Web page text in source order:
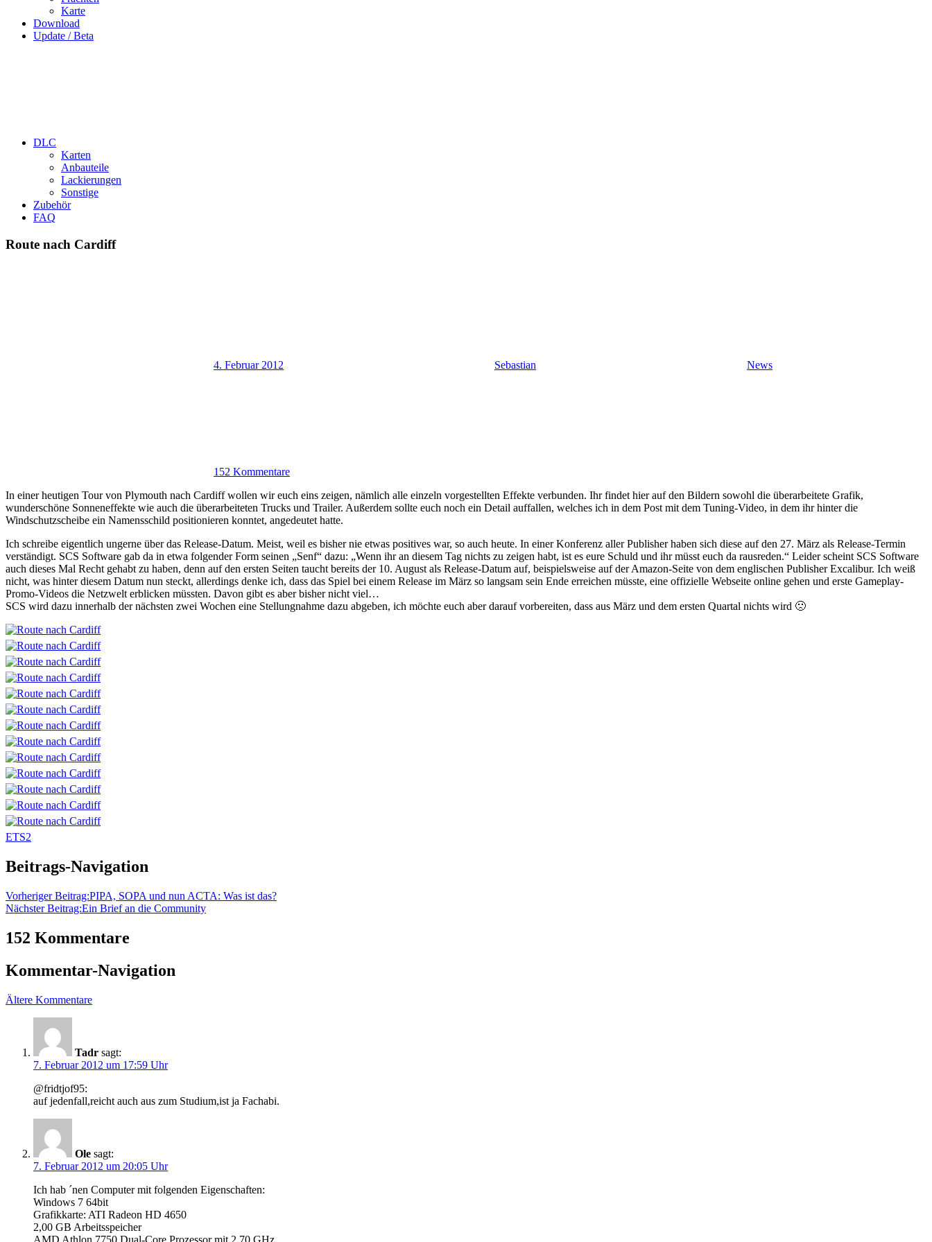
Karte
Download
Update / Beta
DLC
Karten
Anbauteile
Lackierungen
Sonstige
Zubehör
FAQ
Route nach Cardiff
4. Februar 2012 Sebastian News
152 Kommentare
In einer heutigen Tour von Plymouth nach Cardiff wollen wir euch eins zeigen, nämlich alle einzeln vorgestellten Effekte verbunden. Ihr findet hier auf den Bildern sowohl die überarbeitete Grafik,
wunderschöne Sonneneffekte wie auch die überarbeiteten Trucks und Trailer. Außerdem sollte euch noch ein Detail auffallen, welches ich in dem Post mit dem Tuning-Video, in dem ihr hinter die
Windschutzscheibe ein Namensschild positionieren konntet, angedeutet hatte.
Ich schreibe eigentlich ungerne über das Release-Datum. Meist, weil es bisher nie etwas positives war, so auch heute. In einer Konferenz aller Publisher haben sich diese auf den 27. März als Release-Termin
verständigt. SCS Software gab da in etwa folgender Form seinen „Senf“ dazu: „Wenn ihr an diesem Tag nichts zu zeigen habt, ist es eure Schuld und ihr müsst euch da rausreden.“ Leider scheint SCS Software
auch dieses Mal Recht gehabt zu haben, denn auf den ersten Seiten taucht bereits der 10. August als Release-Datum auf, beispielsweise auf der Amazon-Seite von dem englischen Publisher Excalibur. Ich weiß
nicht, was hinter diesem Datum nun steckt, allerdings denke ich, dass das Spiel bei einem Release im März so langsam sein Ende erreichen müsste, eine offizielle Webseite online gehen und erste Gameplay-
Promo-Videos die Netzwelt erblicken müssten. Davon gibt es aber bisher nicht viel…
SCS wird dazu innerhalb der nächsten zwei Wochen eine Stellungnahme dazu abgeben, ich möchte euch aber darauf vorbereiten, dass aus März und dem ersten Quartal nichts wird 🙁
ETS2
Beitrags-Navigation
Vorheriger Beitrag:PIPA, SOPA und nun ACTA: Was ist das?
Nächster Beitrag:Ein Brief an die Community
152 Kommentare
Kommentar-Navigation
Ältere Kommentare
Tadr sagt:
7. Februar 2012 um 17:59 Uhr
@fridtjof95:
auf jedenfall,reicht auch aus zum Studium,ist ja Fachabi.
Ole sagt:
7. Februar 2012 um 20:05 Uhr
Ich hab ´nen Computer mit folgenden Eigenschaften:
Windows 7 64bit
Grafikkarte: ATI Radeon HD 4650
2,00 GB Arbeitsspeicher
AMD Athlon 7750 Dual-Core Prozessor mit 2,70 GHz.